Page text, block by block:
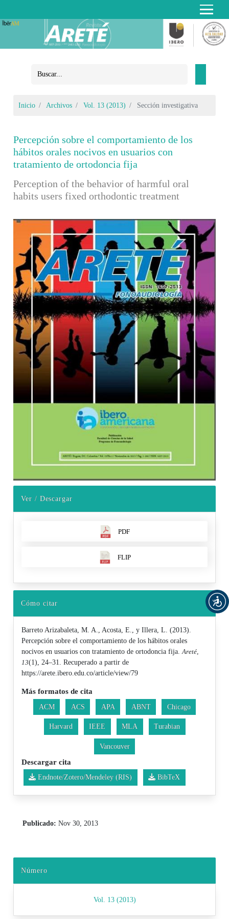
Inicio Archivos Vol. 13 (2013) Sección investigativa
Percepción sobre el comportamiento de los
hábitos orales nocivos en usuarios con
tratamiento de ortodoncia fija
Perception of the behavior of harmful oral
habits users fixed orthodontic treatment
Barra lateral del artículo
Ver / Descargar
PDF
FLIP
Cómo citar
Barreto Arizabaleta, M. A., Acosta, E., y Illera, L. (2013).
Percepción sobre el comportamiento de los hábitos orales
nocivos en usuarios con tratamiento de ortodoncia fija.Areté,
13(1), 24–31. Recuperado a partir de
https://arete.ibero.edu.co/article/view/79
Más formatos de cita
ACM ACS APA ABNT Chicago
Harvard IEEE MLA Turabian
Vancouver
Descargar cita
Endnote/Zotero/Mendeley (RIS) BibTeX
Publicado: Nov 30, 2013
Número
Vol. 13 (2013)